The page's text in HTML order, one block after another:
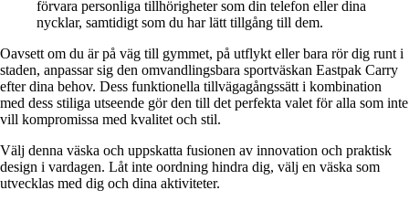
förvara personliga tillhörigheter som din telefon eller dina
nycklar, samtidigt som du har lätt tillgång till dem.
Oavsett om du är på väg till gymmet, på utflykt eller bara rör dig runt i
staden, anpassar sig den omvandlingsbara sportväskan Eastpak Carry
efter dina behov. Dess funktionella tillvägagångssätt i kombination
med dess stiliga utseende gör den till det perfekta valet för alla som inte
vill kompromissa med kvalitet och stil.
Välj denna väska och uppskatta fusionen av innovation och praktisk
design i vardagen. Låt inte oordning hindra dig, välj en väska som
utvecklas med dig och dina aktiviteter.